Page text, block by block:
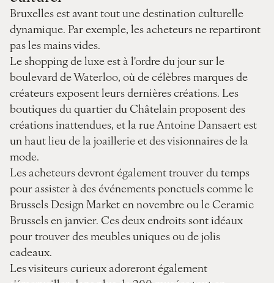
Bruxelles est avant tout une destination culturelle
dynamique. Par exemple, les acheteurs ne repartiront
pas les mains vides.
Le shopping de luxe est à l'ordre du jour sur le
boulevard de Waterloo, où de célèbres marques de
créateurs exposent leurs dernières créations. Les
boutiques du quartier du Châtelain proposent des
créations inattendues, et la rue Antoine Dansaert est
un haut lieu de la joaillerie et des visionnaires de la
mode.
Les acheteurs devront également trouver du temps
pour assister à des événements ponctuels comme le
Brussels Design Market en novembre ou le Ceramic
Brussels en janvier. Ces deux endroits sont idéaux
pour trouver des meubles uniques ou de jolis
cadeaux.
Les visiteurs curieux adoreront également